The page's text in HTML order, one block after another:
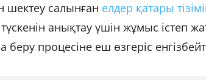
шектеу салынған елдер қатары
анықтау үшін жұмыс істеп
процесіне еш өзгеріс